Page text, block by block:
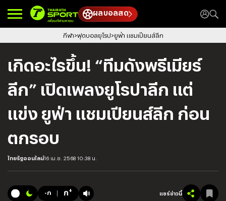
ผลบอลสด
กีฬา ฟุตบอลยุโรป ยูฟ่า แชมเปียนส์ลีก
เกิดอะไรขึ้น! “ทีมดังพรีเมียร์
ลีก” เปิดเพลงยูโรปาลีก แต่
แข่ง ยูฟ่า แชมเปียนส์ลีก ก่อน
ตกรอบ
ไทยรัฐออนไลน์16 เม.ย. 2568 10:38 น.
-ก ก+ แชร์ข่าวนี้